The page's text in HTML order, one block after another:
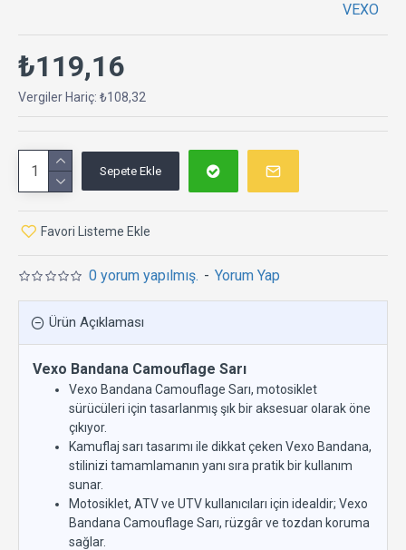
VEXO
0 yorum yapılmış. - Yorum Yap
₺119,16
Vergiler Hariç: ₺108,32
Sepete Ekle
Favori Listeme Ekle
Ürün Açıklaması
Vexo Bandana Camouflage Sarı
Vexo Bandana Camouflage Sarı, motosiklet
sürücüleri için tasarlanmış şık bir aksesuar olarak öne
çıkıyor.
Kamuflaj sarı tasarımı ile dikkat çeken Vexo Bandana,
stilinizi tamamlamanın yanı sıra pratik bir kullanım
sunar.
Motosiklet, ATV ve UTV kullanıcıları için idealdir; Vexo
Bandana Camouflage Sarı, rüzgâr ve tozdan koruma
sağlar.